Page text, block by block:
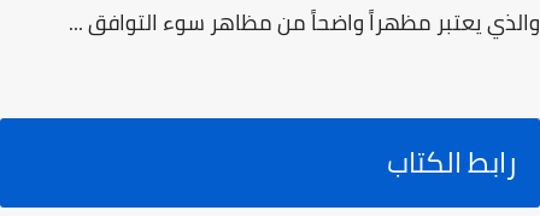
والذي يعتبر مظهراً واضحاً من مظاهر سوء التوافق ...
رابط الكتاب